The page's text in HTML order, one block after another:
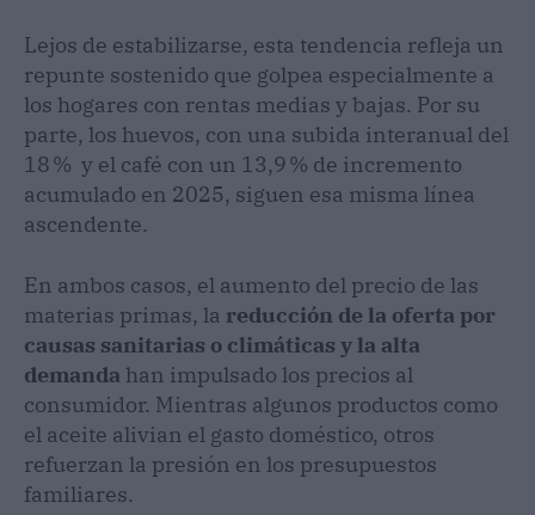
Lejos de estabilizarse, esta tendencia refleja un
repunte sostenido que golpea especialmente a
los hogares con rentas medias y bajas. Por su
parte, los huevos, con una subida interanual del
18 % y el café con un 13,9 % de incremento
acumulado en 2025, siguen esa misma línea
ascendente.
En ambos casos, el aumento del precio de las
materias primas, la reducción de la oferta por
causas sanitarias o climáticas y la alta
demanda han impulsado los precios al
consumidor. Mientras algunos productos como
el aceite alivian el gasto doméstico, otros
refuerzan la presión en los presupuestos
familiares.